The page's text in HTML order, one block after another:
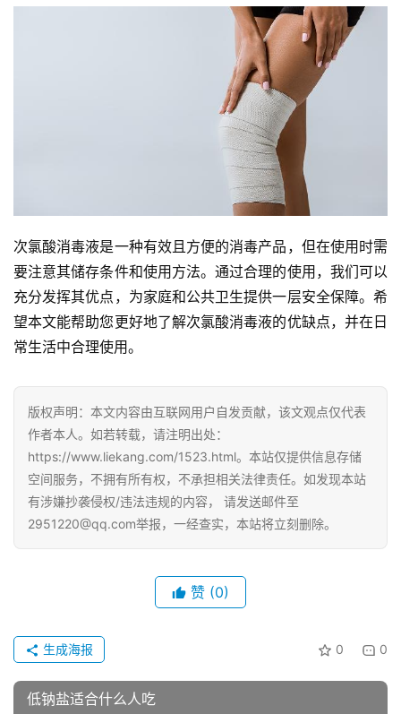
次氯酸消毒液是一种有效且方便的消毒产品，但在使用时需
要注意其储存条件和使用方法。通过合理的使用，我们可以
充分发挥其优点，为家庭和公共卫生提供一层安全保障。希
望本文能帮助您更好地了解次氯酸消毒液的优缺点，并在日
常生活中合理使用。
版权声明：本文内容由互联网用户自发贡献，该文观点仅代表
作者本人。如若转载，请注明出处：
https://www.liekang.com/1523.html。本站仅提供信息存储
空间服务，不拥有所有权，不承担相关法律责任。如发现本站
有涉嫌抄袭侵权/违法违规的内容， 请发送邮件至
2951220@qq.com举报，一经查实，本站将立刻删除。
赞 (0)
0 0
生成海报
低钠盐适合什么人吃